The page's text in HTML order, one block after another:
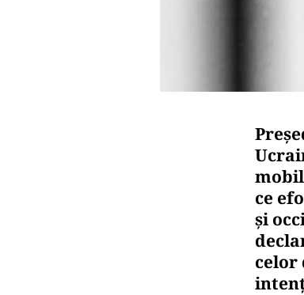
ce
și
celor